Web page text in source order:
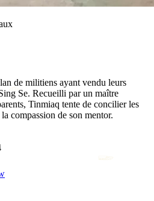
𓁹de militiens ayant vendu leurs
Se. Recueilli par un maître
Tinmiaq tente de concilier les
compassion de son mentor.